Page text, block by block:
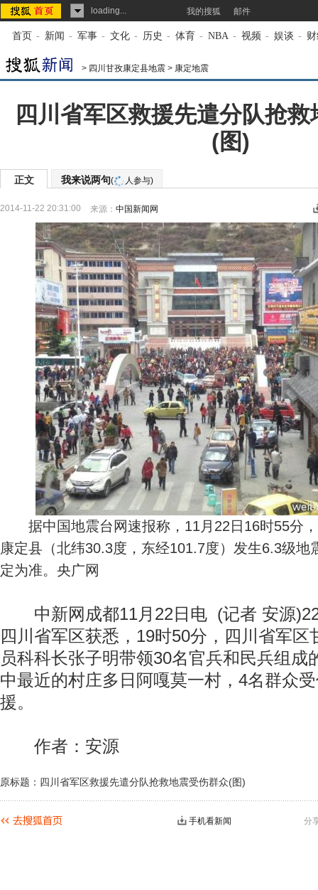
loading... 我的搜狐 邮件
首页 - 新闻 - 军事 - 文化 - 历史 - 体育 - NBA - 视频 - 娱谈 -
> 四川甘孜康定县地震 > 康定地震
四川省军区救援先遣分队抢
(图)
正文 我来说两句( 人参与)
2014-11-22 20:31:00 来源： 中国新闻网
据中国地震台网速报称，11月22日16时55分，
康定县（北纬30.3度，东经101.7度）发生6.3级地
定为准。央广网
中新网成都11月22日电 (记者 安源)22
四川省军区获悉，19时50分，四川省军区
员科科长张子明带领30名官兵和民兵组成
中最近的村庄多日阿嘎莫一村，4名群众
援。
作者：安源
原标题：四川省军区救援先遣分队抢救地震受伤群众(图)
分
手机看新闻